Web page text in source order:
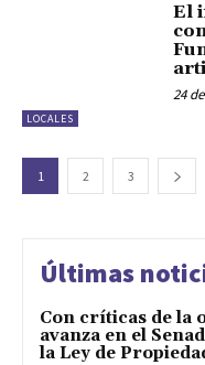
LOCALES
El
24
1 2 3
Últimas
Con críticas de la
avanza en el
la Ley de